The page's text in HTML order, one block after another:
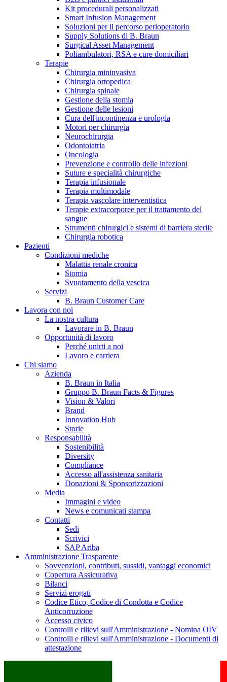
Catalogo prodotti
Trova il prodotto che stai cercando. Visita il catalogo B.
Braun con il nostro portfolio completo.
Hai domande o richieste? Scrivici per entrare subito in
contatto con un nostro referente.
B. Braun in Italia
Scopri chi siamo ed entra nel mondo di B. Braun in Italia: 4
sedi, 4 aziende, più di 700 dipendenti e un Centro di
Eccellenza a livello globale.
Kit procedurali personalizzati
Smart Infusion Management
Soluzioni per il percorso perioperatorio
Supply Solutions di B. Braun
Surgical Asset Management
Poliambulatori, RSA e cure domiciliari
Terapie
Chirurgia mininvasiva
Chirurgia ortopedica
Chirurgia spinale
Gestione della stomia
Gestione delle lesioni
Cura dell'incontinenza e urologia
Motori per chirurgia
Neurochirurgia
Odontoiatria
Oncologia
Prevenzione e controllo delle infezioni
Suture e specialità chirurgiche
Terapia infusionale
Terapia multimodale
Terapia vascolare interventistica
Terapie extracorporee per il trattamento del
sangue
Strumenti chirurgici e sistemi di barriera sterile
Chirurgia robotica
Pazienti
Condizioni mediche
Malattia renale cronica
Stomia
Svuotamento della vescica
Servizi
B. Braun Customer Care
Lavora con noi
La nostra cultura
Lavorare in B. Braun
Opportunità di lavoro
Perché unirti a noi
Lavoro e carriera
Chi siamo
Azienda
B. Braun in Italia
Gruppo B. Braun Facts & Figures
Vision & Valori
Brand
Innovation Hub
Storie
Responsabilità
Sostenibilità
Diversity
Compliance
Accesso all'assistenza sanitaria
Donazioni & Sponsorizzazioni
Media
Immagini e video
News e comunicati stampa
Contatti
Sedi
Scrivici
SAP Ariba
Amministrazione Trasparente
Sovvenzioni, contributi, sussidi, vantaggi economici
Copertura Assicurativa
Bilanci
Servizi erogati
Codice Etico, Codice di Condotta e Codice
Anticorruzione
Accesso civico
Controlli e rilievi sull'Amministrazione - Nomina OIV
Controlli e rilievi sull'Amministrazione - Documenti di
attestazione